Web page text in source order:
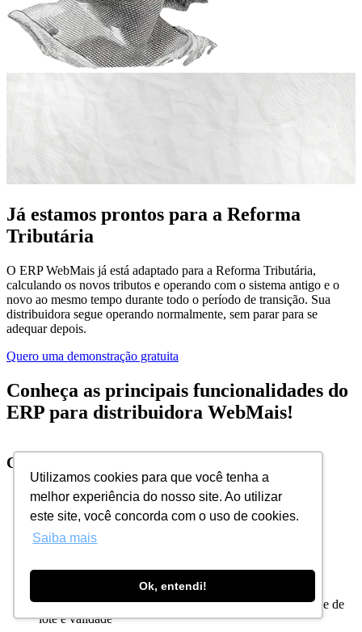
Utilizamos cookies para que você tenha a
melhor experiência do nosso site. Ao utilizar
este site, você concorda com o uso de cookies.
Saiba mais
Ok, entendi!
Já estamos prontos para a Reforma
Tributária
O ERP WebMais já está adaptado para a Reforma Tributária,
calculando os novos tributos e operando com o sistema antigo e o
novo ao mesmo tempo durante todo o período de transição. Sua
distribuidora segue operando normalmente, sem parar para se
adequar depois.
Quero uma demonstração gratuita
Conheça as principais funcionalidades do
ERP para distribuidora WebMais!
Controle de estoque
Controle de
lote e validade